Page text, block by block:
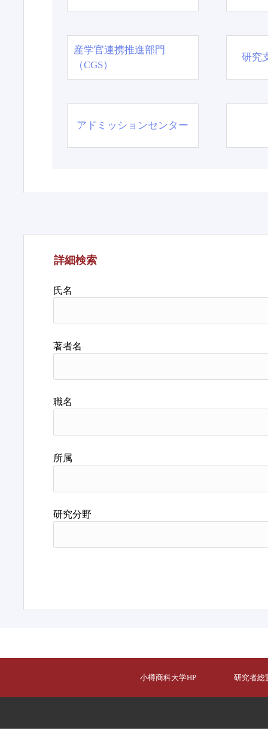
産学官連携推進部門
（CGS）
研究
アドミッションセンター
詳細検索
氏名
著者名
職名
所属
研究分野
小樽商科大学HP 研究者総